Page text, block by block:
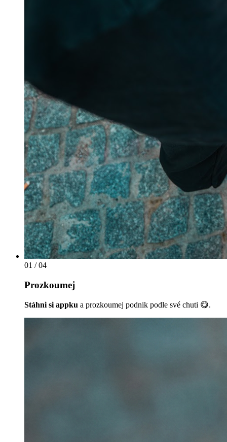
01 / 04
Prozkoumej
Stáhni si appku a prozkoumej podnik podle své chuti 😋.